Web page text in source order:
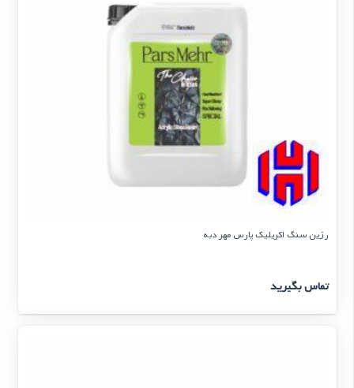
رزین سنگ اکریلیک پارس مهر دبه
تماس بگیرید